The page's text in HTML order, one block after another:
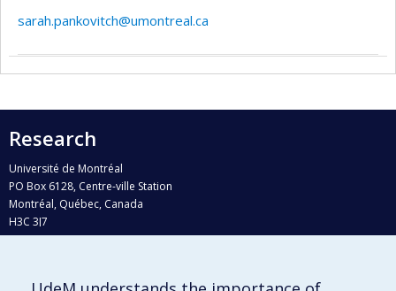
sarah.pankovitch@umontreal.ca
Research
Université de Montréal
PO Box 6128, Centre-ville Station
Montréal, Québec, Canada
H3C 3J7